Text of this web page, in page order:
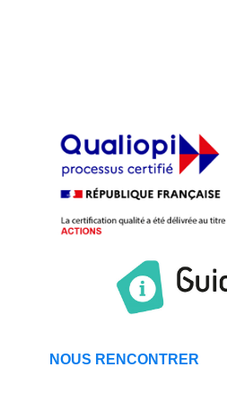
NOUS RENCONTRER